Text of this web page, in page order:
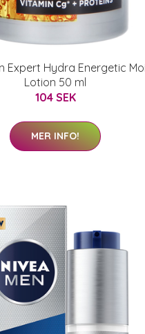
Expert Hydra Energetic
Lotion 50 ml
104 SEK
MER INFO!